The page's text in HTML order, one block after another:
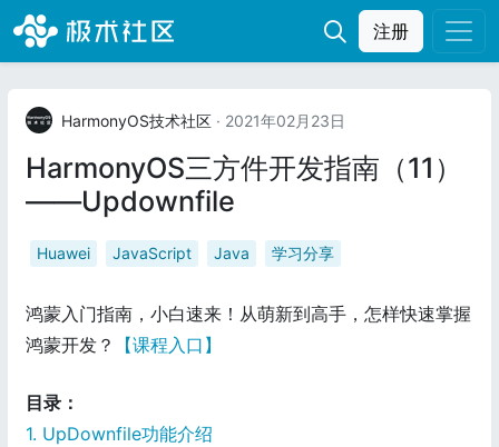
注册
HarmonyOS技术社区 · 2021年02月23日
HarmonyOS三方件开发指南（11）
——Updownfile
Huawei JavaScript Java 学习分享
鸿蒙入门指南，小白速来！从萌新到高手，怎样快速掌握
鸿蒙开发？
【课程入口】
目录：
1. UpDownfile功能介绍